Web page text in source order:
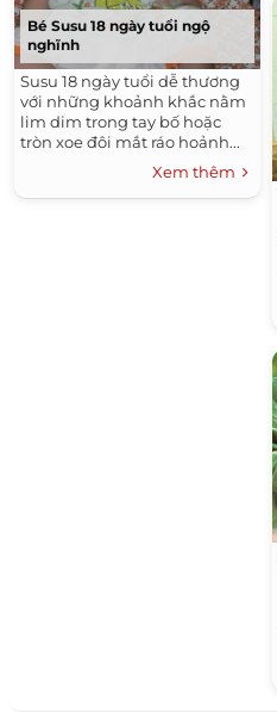
Bé Susu 18 ngày tuổi ngộ
nghĩnh
Susu 18 ngày tuổi dễ thương
với những khoảnh khắc nằm
lim dim trong tay bố hoặc
tròn xoe đôi mắt ráo hoảnh...
Xem thêm